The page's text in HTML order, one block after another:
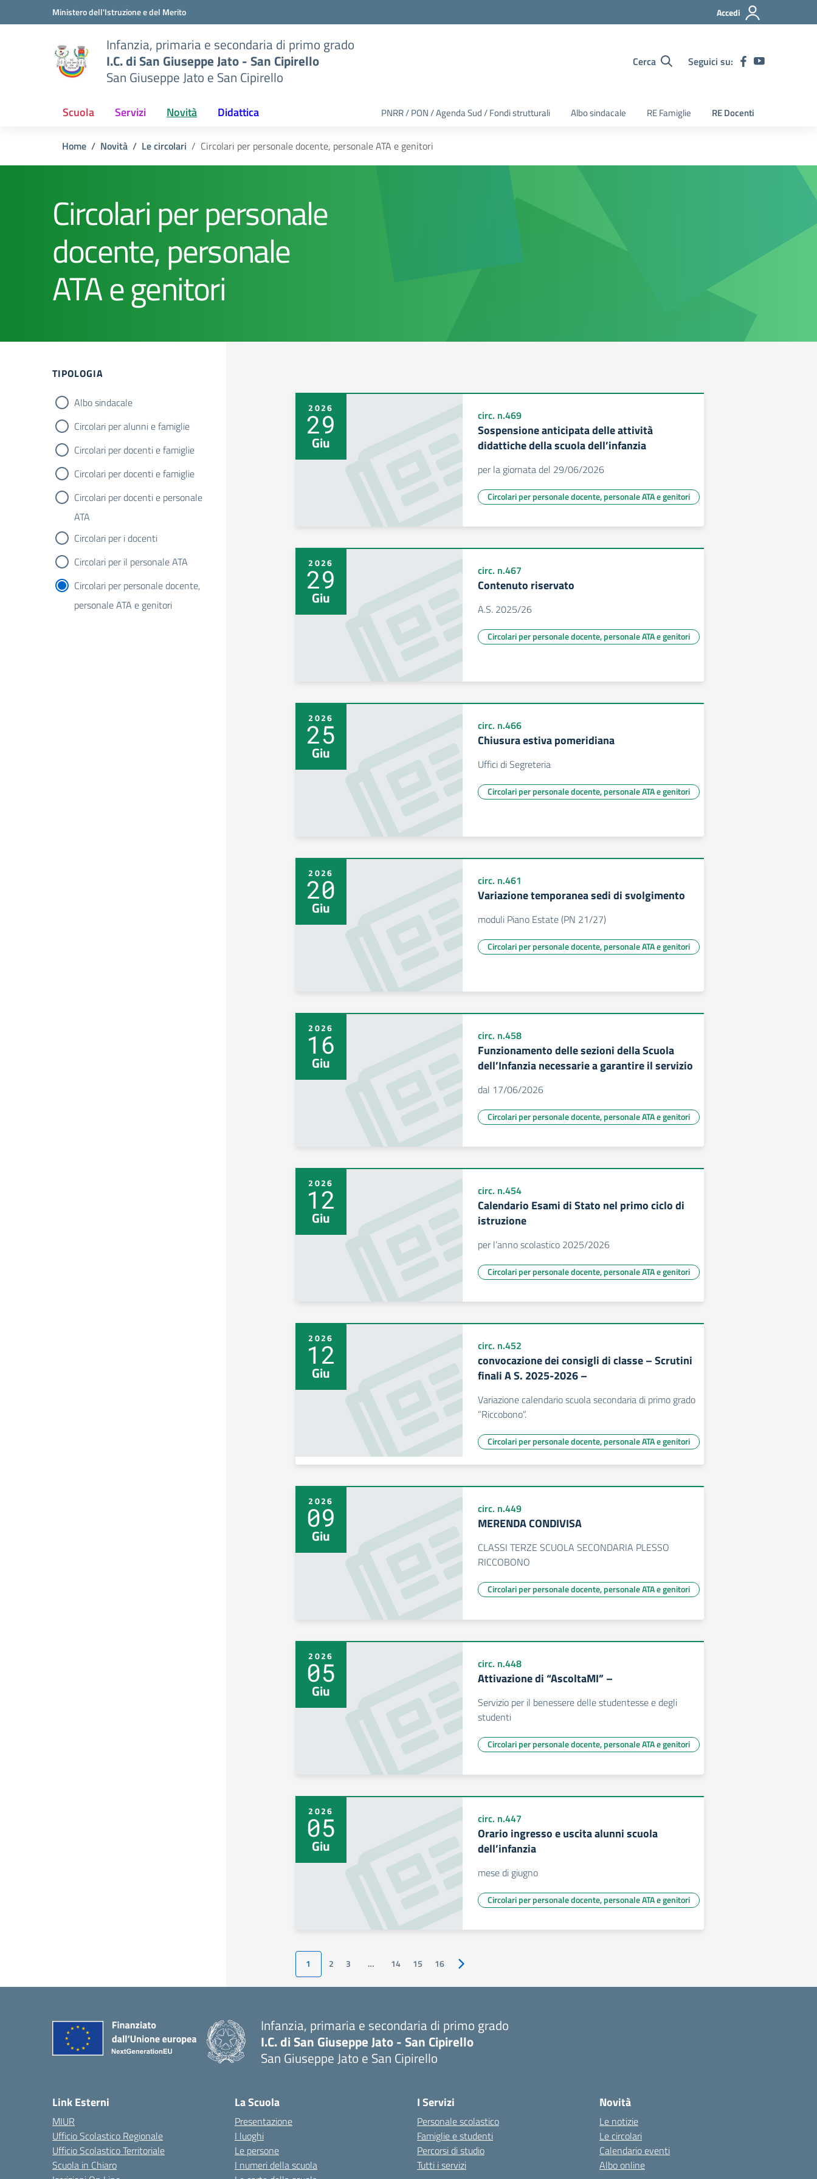
Vai ai contenuti
Vai al menu di navigazioneMinistero dell'Istruzione e del Merito Accedi
Infanzia, primaria e secondaria di primo grado
I.C. di San Giuseppe Jato - San Cipirello
San Giuseppe Jato e San Cipirello
Cerca Seguici su:
Scuola Servizi Novità Didattica PNRR / PON / Agenda Sud / Fondi strutturali Albo sindacale RE Famiglie RE Docenti
Home Novità Le circolari Circolari per personale docente, personale ATA e genitori
Circolari per personale
docente, personale
ATA e genitori
TIPOLOGIA
Albo sindacale
Circolari per alunni e famiglie
Circolari per docenti e famiglie
Circolari per docenti e famiglie
Circolari per docenti e personale
ATA
Circolari per i docenti
Circolari per il personale ATA
Circolari per personale docente,
personale ATA e genitori
2026
29
Giu
circ. n.469
Sospensione anticipata delle attività
didattiche della scuola dell’infanzia
per la giornata del 29/06/2026
Circolari per personale docente, personale ATA e genitori
2026
29
Giu
circ. n.467
Contenuto riservato
A.S. 2025/26
Circolari per personale docente, personale ATA e genitori
2026
25
Giu
circ. n.466
Chiusura estiva pomeridiana
Uffici di Segreteria
Circolari per personale docente, personale ATA e genitori
2026
20
Giu
circ. n.461
Variazione temporanea sedi di svolgimento
moduli Piano Estate (PN 21/27)
Circolari per personale docente, personale ATA e genitori
2026
16
Giu
circ. n.458
Funzionamento delle sezioni della Scuola
dell’Infanzia necessarie a garantire il servizio
dal 17/06/2026
Circolari per personale docente, personale ATA e genitori
2026
12
Giu
circ. n.454
Calendario Esami di Stato nel primo ciclo di
istruzione
per l’anno scolastico 2025/2026
Circolari per personale docente, personale ATA e genitori
2026
12
Giu
circ. n.452
convocazione dei consigli di classe – Scrutini
finali A S. 2025-2026 –
Variazione calendario scuola secondaria di primo grado
“Riccobono”.
Circolari per personale docente, personale ATA e genitori
2026
09
Giu
circ. n.449
MERENDA CONDIVISA
CLASSI TERZE SCUOLA SECONDARIA PLESSO
RICCOBONO
Circolari per personale docente, personale ATA e genitori
2026
05
Giu
circ. n.448
Attivazione di “AscoltaMI” –
Servizio per il benessere delle studentesse e degli
studenti
Circolari per personale docente, personale ATA e genitori
2026
05
Giu
circ. n.447
Orario ingresso e uscita alunni scuola
dell’infanzia
mese di giugno
Circolari per personale docente, personale ATA e genitori
1 2 3 … 14 15 16 Pagina successiva
Infanzia, primaria e secondaria di primo grado
I.C. di San Giuseppe Jato - San Cipirello
San Giuseppe Jato e San Cipirello
Link Esterni
MIUR
Ufficio Scolastico Regionale
Ufficio Scolastico Territoriale
Scuola in Chiaro
La Scuola
Presentazione
I luoghi
Le persone
I numeri della scuola
I Servizi
Personale scolastico
Famiglie e studenti
Percorsi di studio
Tutti i servizi
Novità
Le notizie
Le circolari
Calendario eventi
Albo online